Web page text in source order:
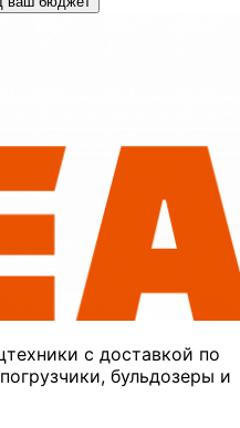
с доставкой по
бульдозеры и